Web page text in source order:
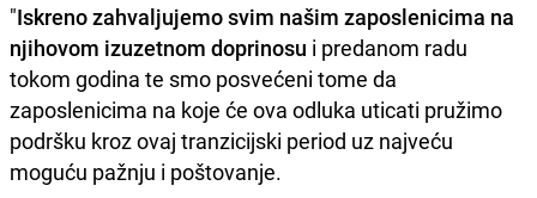
"Iskreno zahvaljujemo svim našim zaposlenicima na
njihovom izuzetnom doprinosu i predanom radu
tokom godina te smo posvećeni tome da
zaposlenicima na koje će ova odluka uticati pružimo
podršku kroz ovaj tranzicijski period uz najveću
moguću pažnju i poštovanje.